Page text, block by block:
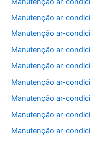
Manutenção ar-
Manutenção ar-
Manutenção ar-
Manutenção ar-
Manutenção ar-
Manutenção ar-
Manutenção ar-
Manutenção ar-